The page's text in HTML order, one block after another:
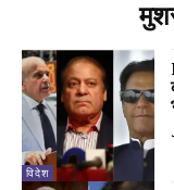
विदेश